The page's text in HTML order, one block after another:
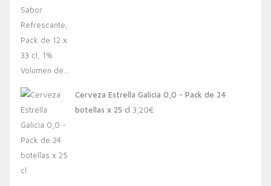
Cerveza Estrella Galicia 0,0 - Pack de 24
botellas x 25 cl 3,20€